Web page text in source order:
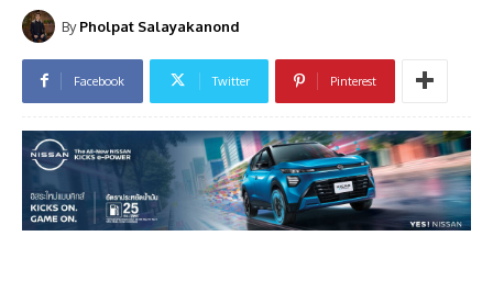
By Pholpat Salayakanond
Facebook Twitter Pinterest